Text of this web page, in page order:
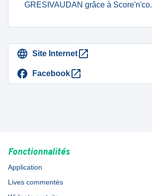
GRESIVAUDAN grâce à Score'n'co.
Site Internet
Facebook
Fonctionnalités
Application
Lives commentés